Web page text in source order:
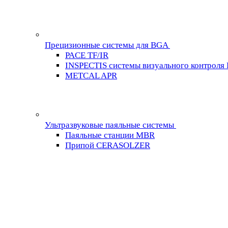
Прецизионные системы для BGA
PACE TF/IR
INSPECTIS системы визуального контроля
METCAL APR
Ультразвуковые паяльные системы
Паяльные станции MBR
Припой CERASOLZER